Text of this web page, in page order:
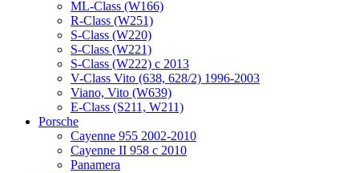
ML-Class (W166)
R-Class (W251)
S-Class (W220)
S-Class (W221)
S-Class (W222) с 2013
V-Class Vito (638, 628/2) 1996-2003
Viano, Vito (W639)
Е-Class (S211, W211)
Porsche
Cayenne 955 2002-2010
Cayenne II 958 с 2010
Panamera